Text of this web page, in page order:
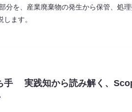
分を、産業廃棄物の発生から保管、処
ます。
手 実践知から読み解く、